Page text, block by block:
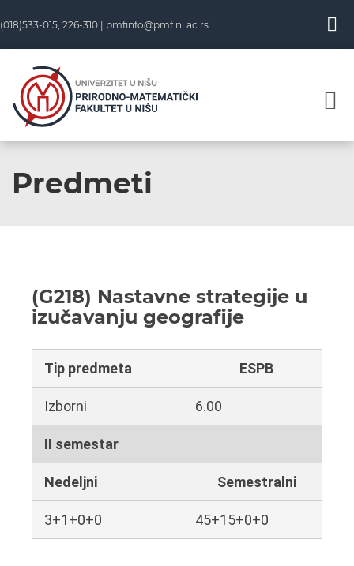
(018)533-015, 226-310 | pmfinfo@pmf.ni.ac.rs
Predmeti
(G218) Nastavne strategije u
izučavanju geografije
Tip predmeta ESPB
Izborni 6.00
II semestar
Nedeljni Semestralni
3+1+0+0 45+15+0+0